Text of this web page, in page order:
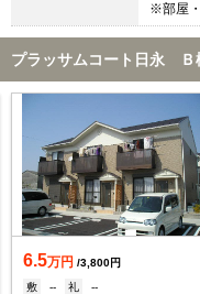
※部屋・
プラッサムコート日永 Ｂ
6.5万円 /3,800円
敷
-- 礼
--